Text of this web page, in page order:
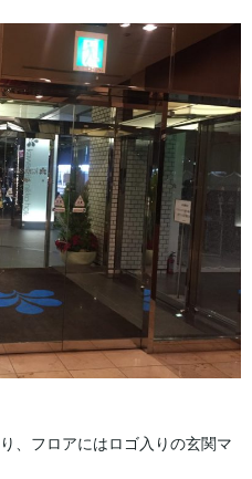
、フロアにはロゴ入りの玄関マ